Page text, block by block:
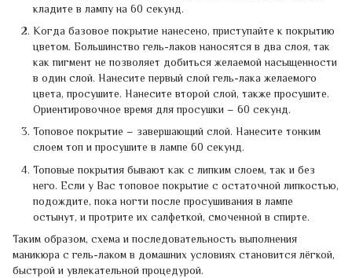
кладите в лампу на 60 секунд.
Когда базовое покрытие нанесено, приступайте к покрытию
цветом. Большинство гель-лаков наносятся в два слоя, так
как пигмент не позволяет добиться желаемой насыщенности
в один слой. Нанесите первый слой гель-лака желаемого
цвета, просушите. Нанесите второй слой, также просушите.
Ориентировочное время для просушки – 60 секунд.
Топовое покрытие – завершающий слой. Нанесите тонким
слоем топ и просушите в лампе 60 секунд.
Топовые покрытия бывают как с липким слоем, так и без
него. Если у Вас топовое покрытие с остаточной липкостью,
подождите, пока ногти после просушивания в лампе
остынут, и протрите их салфеткой, смоченной в спирте.
Таким образом, схема и последовательность выполнения
маникюра с гель-лаком в домашних условиях становится лёгкой,
быстрой и увлекательной процедурой.